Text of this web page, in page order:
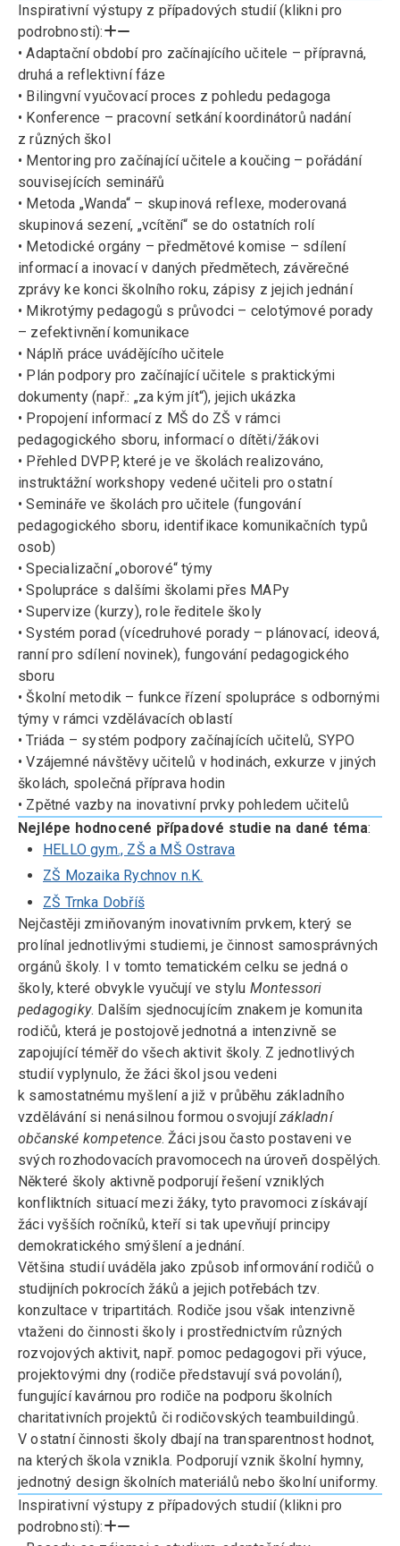
Inspirativní výstupy z případových studií (klikni pro
podrobnosti):
• Adaptační období pro začínajícího učitele – přípravná,
druhá a reflektivní fáze
• Bilingvní vyučovací proces z pohledu pedagoga
• Konference – pracovní setkání koordinátorů nadání
z různých škol
• Mentoring pro začínající učitele a koučing – pořádání
souvisejících seminářů
• Metoda „Wanda“ – skupinová reflexe, moderovaná
skupinová sezení, „vcítění“ se do ostatních rolí
• Metodické orgány – předmětové komise – sdílení
informací a inovací v daných předmětech, závěrečné
zprávy ke konci školního roku, zápisy z jejich jednání
• Mikrotýmy pedagogů s průvodci – celotýmové porady
– zefektivnění komunikace
• Náplň práce uvádějícího učitele
• Plán podpory pro začínající učitele s praktickými
dokumenty (např.: „za kým jít“), jejich ukázka
• Propojení informací z MŠ do ZŠ v rámci
pedagogického sboru, informací o dítěti/žákovi
• Přehled DVPP, které je ve školách realizováno,
instruktážní workshopy vedené učiteli pro ostatní
• Semináře ve školách pro učitele (fungování
pedagogického sboru, identifikace komunikačních typů
osob)
• Specializační „oborové“ týmy
• Spolupráce s dalšími školami přes MAPy
• Supervize (kurzy), role ředitele školy
• Systém porad (vícedruhové porady – plánovací, ideová,
ranní pro sdílení novinek), fungování pedagogického
sboru
• Školní metodik – funkce řízení spolupráce s odbornými
týmy v rámci vzdělávacích oblastí
• Triáda – systém podpory začínajících učitelů, SYPO
• Vzájemné návštěvy učitelů v hodinách, exkurze v jiných
školách, společná příprava hodin
• Zpětné vazby na inovativní prvky pohledem učitelů
Nejlépe hodnocené případové studie na dané téma:
HELLO gym., ZŠ a MŠ Ostrava
ZŠ Mozaika Rychnov n.K.
ZŠ Trnka Dobříš
Nejčastěji zmiňovaným inovativním prvkem, který se
prolínal jednotlivými studiemi, je činnost samosprávných
orgánů školy. I v tomto tematickém celku se jedná o
školy, které obvykle vyučují ve stylu Montessori
pedagogiky. Dalším sjednocujícím znakem je komunita
rodičů, která je postojově jednotná a intenzivně se
zapojující téměř do všech aktivit školy. Z jednotlivých
studií vyplynulo, že žáci škol jsou vedeni
k samostatnému myšlení a již v průběhu základního
vzdělávání si nenásilnou formou osvojujízákladní
občanské kompetence. Žáci jsou často postaveni ve
svých rozhodovacích pravomocech na úroveň dospělých.
Některé školy aktivně podporují řešení vzniklých
konfliktních situací mezi žáky, tyto pravomoci získávají
žáci vyšších ročníků, kteří si tak upevňují principy
demokratického smýšlení a jednání.
Většina studií uváděla jako způsob informování rodičů o
studijních pokrocích žáků a jejich potřebách tzv.
konzultace v tripartitách. Rodiče jsou však intenzivně
vtaženi do činnosti školy i prostřednictvím různých
rozvojových aktivit, např. pomoc pedagogovi při výuce,
projektovými dny (rodiče představují svá povolání),
fungující kavárnou pro rodiče na podporu školních
charitativních projektů či rodičovských teambuildingů.
V ostatní činnosti školy dbají na transparentnost hodnot,
na kterých škola vznikla. Podporují vznik školní hymny,
jednotný design školních materiálů nebo školní uniformy.
Inspirativní výstupy z případových studií (klikni pro
podrobnosti):